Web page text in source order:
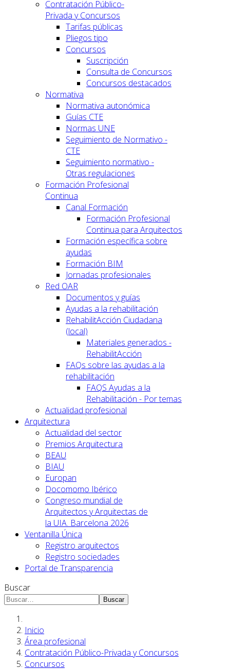
Contratación Público-
Privada y Concursos
Tarifas públicas
Pliegos tipo
Concursos
Suscripción
Consulta de Concursos
Concursos destacados
Normativa
Normativa autonómica
Guías CTE
Normas UNE
Seguimiento de Normativo -
CTE
Seguimiento normativo -
Otras regulaciones
Formación Profesional
Continua
Canal Formación
Formación Profesional
Continua para Arquitectos
Formación específica sobre
ayudas
Formación BIM
Jornadas profesionales
Red OAR
Documentos y guías
Ayudas a la rehabilitación
RehabilitAcción Ciudadana
(local)
Materiales generados -
RehabilitAcción
FAQs sobre las ayudas a la
rehabilitación
FAQS Ayudas a la
Rehabilitación - Por temas
Actualidad profesional
Arquitectura
Actualidad del sector
Premios Arquitectura
BEAU
BIAU
Europan
Docomomo Ibérico
Congreso mundial de
Arquitectos y Arquitectas de
la UIA. Barcelona 2026
Ventanilla Única
Registro arquitectos
Registro sociedades
Portal de Transparencia
Buscar
Buscar
Inicio
Área profesional
Contratación Público-Privada y Concursos
Concursos